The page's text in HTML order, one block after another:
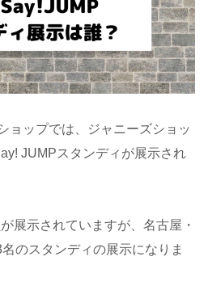
ョップでは、ジャニーズショッ
JUMPスタンディが展示され
展示されていますが、名古屋・
のスタンディの展示になりま